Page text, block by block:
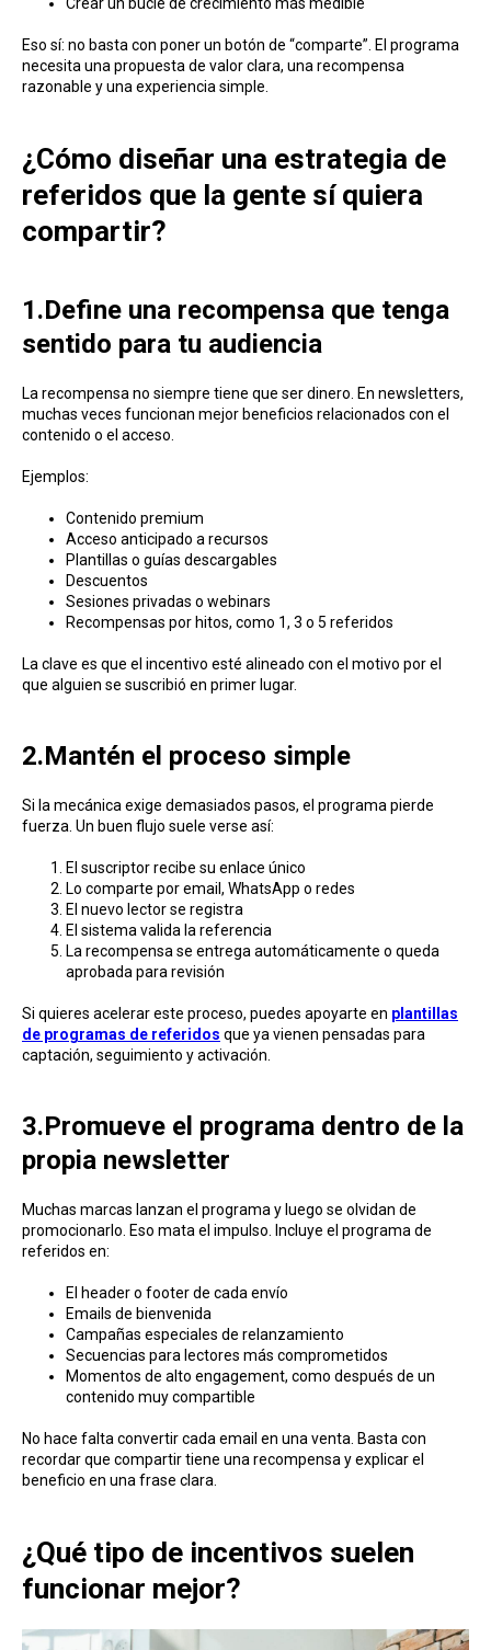
Crear un bucle de crecimiento más medible
Eso sí: no basta con poner un botón de “comparte”. El programa
necesita una propuesta de valor clara, una recompensa
razonable y una experiencia simple.
¿Cómo diseñar una estrategia de
referidos que la gente sí quiera
compartir?
1.Define una recompensa que tenga
sentido para tu audiencia
La recompensa no siempre tiene que ser dinero. En newsletters,
muchas veces funcionan mejor beneficios relacionados con el
contenido o el acceso.
Ejemplos:
Contenido premium
Acceso anticipado a recursos
Plantillas o guías descargables
Descuentos
Sesiones privadas o webinars
Recompensas por hitos, como 1, 3 o 5 referidos
La clave es que el incentivo esté alineado con el motivo por el
que alguien se suscribió en primer lugar.
2.Mantén el proceso simple
Si la mecánica exige demasiados pasos, el programa pierde
fuerza. Un buen flujo suele verse así:
El suscriptor recibe su enlace único
Lo comparte por email, WhatsApp o redes
El nuevo lector se registra
El sistema valida la referencia
La recompensa se entrega automáticamente o queda
aprobada para revisión
Si quieres acelerar este proceso, puedes apoyarte en plantillas
de programas de referidos que ya vienen pensadas para
captación, seguimiento y activación.
3.Promueve el programa dentro de la
propia newsletter
Muchas marcas lanzan el programa y luego se olvidan de
promocionarlo. Eso mata el impulso. Incluye el programa de
referidos en:
El header o footer de cada envío
Emails de bienvenida
Campañas especiales de relanzamiento
Secuencias para lectores más comprometidos
Momentos de alto engagement, como después de un
contenido muy compartible
No hace falta convertir cada email en una venta. Basta con
recordar que compartir tiene una recompensa y explicar el
beneficio en una frase clara.
¿Qué tipo de incentivos suelen
funcionar mejor?